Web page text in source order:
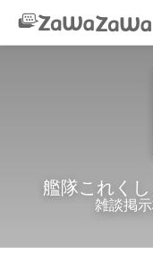
艦隊これく
雑談掲